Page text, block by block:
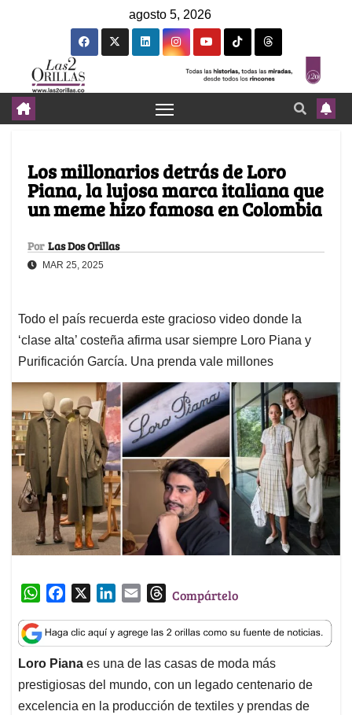
agosto 5, 2026
Los millonarios detrás de Loro
Piana, la lujosa marca italiana que
un meme hizo famosa en Colombia
Por Las Dos Orillas
MAR 25, 2025
Todo el país recuerda este gracioso video donde la
‘clase alta’ costeña afirma usar siempre Loro Piana y
Purificación García. Una prenda vale millones
W
a
t
s
A
p
c
e
b
o
o
n
k
e
d
I
a
i
l
T
r
e
a
d
s
Compártelo
Loro Piana es una de las casas de moda más
prestigiosas del mundo, con un legado centenario de
excelencia en la producción de textiles y prendas de